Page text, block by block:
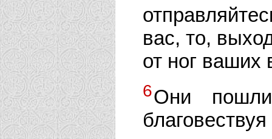
вас, то,
от ног ваших
6Они